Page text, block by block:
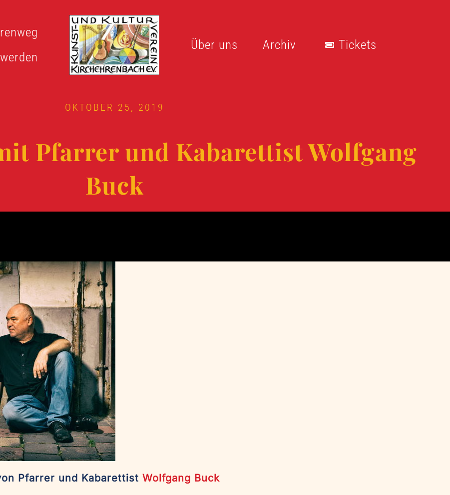
Über uns Archiv Tickets
OKTOBER 25, 2019
Pfarrer und Kabarettist Wolfgang
Buck
Pfarrer und Kabarettist Wolfgang Buck